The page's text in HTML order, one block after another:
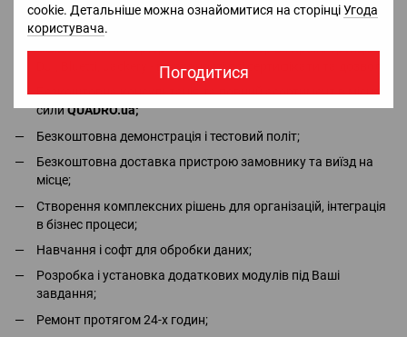
cookie. Детальніше можна ознайомитися на сторінціУгода
користувача.
Погодитися
Офіціальний імпортер та дистрибьютор в Україні брендів
DJI, Bluetti, Jackery - в наявності всі сертифікати та дозволи;
Безкоштовна консультація та повний асортимент в місцях
силиQUADRO.ua;
Безкоштовна демонстрація і тестовий політ;
Безкоштовна доставка пристрою замовнику та виїзд на
місце;
Створення комплексних рішень для організацій, інтеграція
в бізнес процеси;
Навчання і софт для обробки даних;
Розробка і установка додаткових модулів під Ваші
завдання;
Ремонт протягом 24-х годин;